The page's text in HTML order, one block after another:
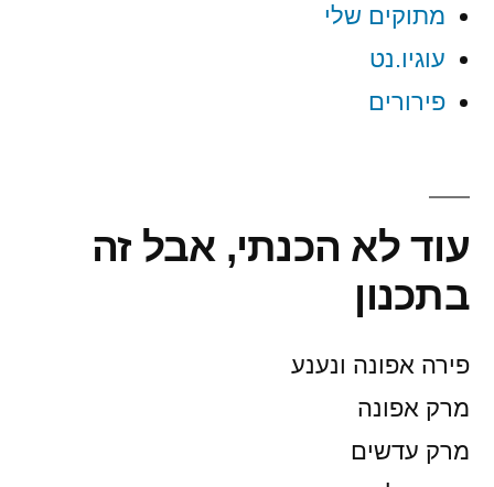
מתוקים שלי
עוגיו.נט
פירורים
עוד לא הכנתי, אבל זה
בתכנון
פירה אפונה ונענע
מרק אפונה
מרק עדשים